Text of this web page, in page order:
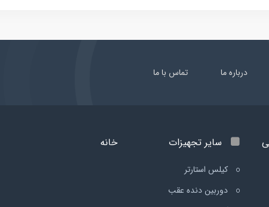
درباره ما تماس با ما
سایر تجهیزات
کیلس استارتر
دوربین دنده عقب
خانه